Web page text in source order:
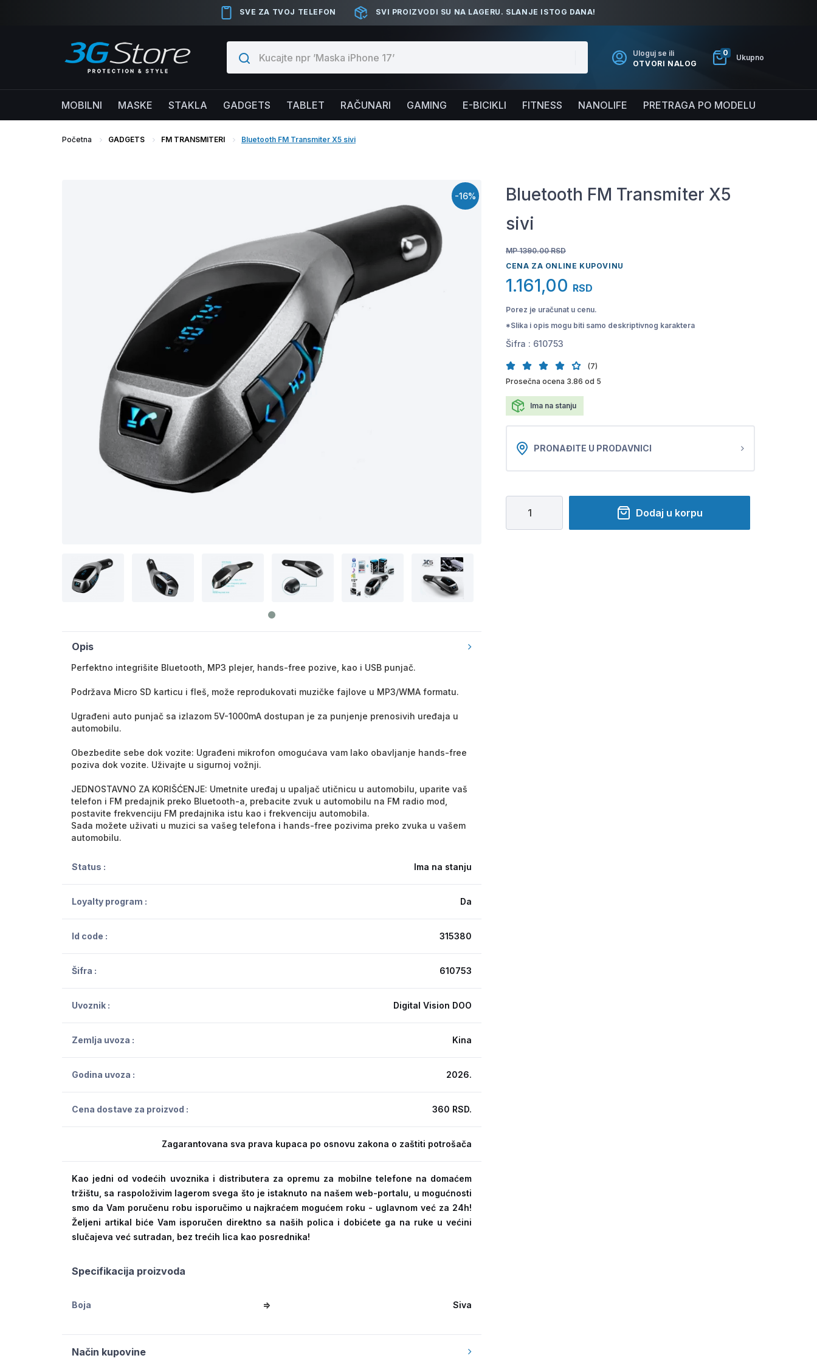
SVE ZA TVOJ TELEFON SVI PROIZVODI SU NA LAGERU. SLANJE ISTOG DANA!
Uloguj se ili
OTVORI NALOG
0
Ukupno
MOBILNI MASKE STAKLA GADGETS TABLET RAČUNARI GAMING E-BICIKLI FITNESS NANOLIFE PRETRAGA PO MODELU
Početna GADGETS FM TRANSMITERI Bluetooth FM Transmiter X5 sivi
-16%
Opis
Perfektno integrišite Bluetooth, MP3 plejer, hands-free pozive, kao i USB punjač.
Podržava Micro SD karticu i fleš, može reprodukovati muzičke fajlove u MP3/WMA formatu.
Ugrađeni auto punjač sa izlazom 5V-1000mA dostupan je za punjenje prenosivih uređaja u
automobilu.
Obezbedite sebe dok vozite: Ugrađeni mikrofon omogućava vam lako obavljanje hands-free
poziva dok vozite. Uživajte u sigurnoj vožnji.
JEDNOSTAVNO ZA KORIŠĆENJE: Umetnite uređaj u upaljač utičnicu u automobilu, uparite vaš
telefon i FM predajnik preko Bluetooth-a, prebacite zvuk u automobilu na FM radio mod,
postavite frekvenciju FM predajnika istu kao i frekvenciju automobila.
Sada možete uživati u muzici sa vašeg telefona i hands-free pozivima preko zvuka u vašem
automobilu.
Status : Ima na stanju
Loyalty program : Da
Id code : 315380
Šifra : 610753
Uvoznik : Digital Vision DOO
Zemlja uvoza : Kina
Godina uvoza : 2026.
Cena dostave za proizvod : 360 RSD.
Zagarantovana sva prava kupaca po osnovu zakona o zaštiti potrošača
Kao jedni od vodećih uvoznika i distributera za opremu za mobilne telefone na domaćem
tržištu, sa raspoloživim lagerom svega što je istaknuto na našem web-portalu, u mogućnosti
smo da Vam poručenu robu isporučimo u najkraćem mogućem roku - uglavnom već za 24h!
Željeni artikal biće Vam isporučen direktno sa naših polica i dobićete ga na ruke u većini
slučajeva već sutradan, bez trećih lica kao posrednika!
Specifikacija proizvoda
Boja => Siva
Način kupovine
Bluetooth FM Transmiter X5
sivi
MP 1390.00 RSD
CENA ZA ONLINE KUPOVINU
1.161,00 RSD
Porez je uračunat u cenu.
*Slika i opis mogu biti samo deskriptivnog karaktera
Šifra : 610753
(7)
Prosečna ocena 3.86 od 5
Ima na stanju
PRONAĐITE U PRODAVNICI
Dodaj u korpu